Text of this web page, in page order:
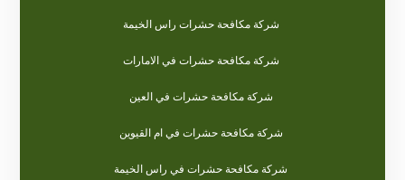
شركة مكافحة حشرات راس الخيمة
شركة مكافحة حشرات في الامارات
شركة مكافحة حشرات في العين
شركة مكافحة حشرات في ام القيوين
شركة مكافحة حشرات في راس الخيمة